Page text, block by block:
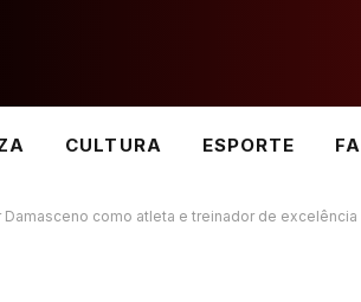
CULTURA ESPORTE
como atleta e treinador de excelência